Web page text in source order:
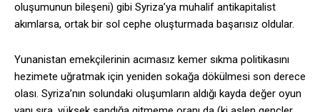
oluşumunun bileşeni) gibi Syriza’ya muhalif antikapitalist
akımlarsa, ortak bir sol cephe oluşturmada başarısız oldular.
Yunanistan emekçilerinin acımasız kemer sıkma politikasını
hezimete uğratmak için yeniden sokağa dökülmesi son derece
olası. Syriza’nın solundaki oluşumların aldığı kayda değer oyun